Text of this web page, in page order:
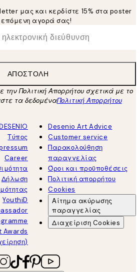
μας και κερδίστε 15% στα poster
επόμενη αγορά σας!
ΑΠΟΣΤΟΛΉ
Πολιτική Απορρήτου σχετικά με το
τα δεδομέναΠολιτική Απορρήτου
Τύπος
Career
Δήλωση
YouthiD
Awards
Desenio Art Advice
Customer service
Παρακολούθηση
παραγγελίας
Όροι και προϋποθέσεις
Πολιτική απορρήτου
Cookies
Αίτημα ακύρωσης
παραγγελίας
Διαχείριση Cookies